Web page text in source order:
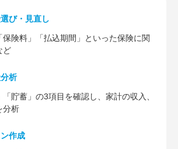
び・見直し
保険料」「払込期間」といった保険に関
ど
析
「貯蓄」の3項目を確認し、家計の収入、
分析
作成